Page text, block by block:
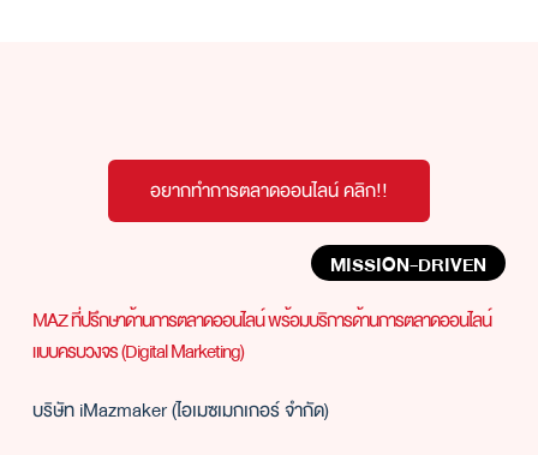
อยากทำการตลาดออนไลน์ คลิก!!
MISSION-DRIVEN
MAZ ที่ปรึกษาด้านการตลาดออนไลน์ พร้อมบริการด้านการตลาดออนไลน์
แบบครบวงจร (Digital Marketing)
บริษัท iMazmaker (ไอเมซเมกเกอร์ จำกัด)